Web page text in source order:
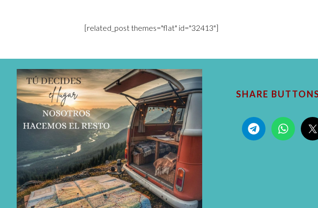
[related_post themes="flat" id="32413"]
SHARE